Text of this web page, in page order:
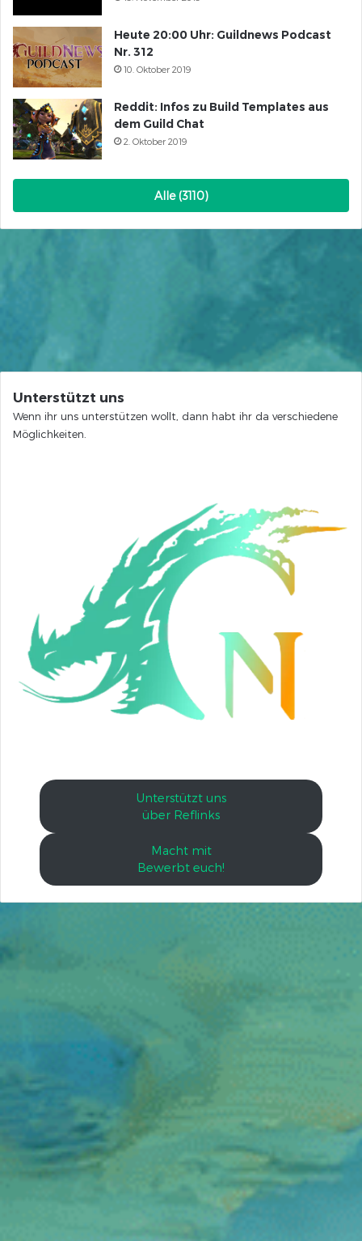
Heute 20:00 Uhr: Guildnews Podcast
Nr. 312
10. Oktober 2019
Reddit: Infos zu Build Templates aus
dem Guild Chat
2. Oktober 2019
Alle (3110)
Unterstützt uns
Wenn ihr uns unterstützen wollt, dann habt ihr da verschiedene
Möglichkeiten.
Unterstützt uns
über Reflinks
Macht mit
Bewerbt euch!